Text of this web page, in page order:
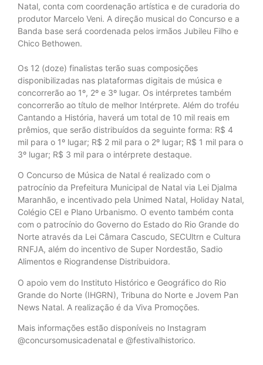
Natal, conta com coordenação artística e de curadoria do
produtor Marcelo Veni. A direção musical do Concurso e a
Banda base será coordenada pelos irmãos Jubileu Filho e
Chico Bethowen.
Os 12 (doze) finalistas terão suas composições
disponibilizadas nas plataformas digitais de música e
concorrerão ao 1º, 2º e 3º lugar. Os intérpretes também
concorrerão ao título de melhor Intérprete. Além do troféu
Cantando a História, haverá um total de 10 mil reais em
prêmios, que serão distribuídos da seguinte forma: R$ 4
mil para o 1º lugar; R$ 2 mil para o 2º lugar; R$ 1 mil para o
3º lugar; R$ 3 mil para o intérprete destaque.
O Concurso de Música de Natal é realizado com o
patrocínio da Prefeitura Municipal de Natal via Lei Djalma
Maranhão, e incentivado pela Unimed Natal, Holiday Natal,
Colégio CEI e Plano Urbanismo. O evento também conta
com o patrocínio do Governo do Estado do Rio Grande do
Norte através da Lei Câmara Cascudo, SECUltrn e Cultura
RNFJA, além do incentivo de Super Nordestão, Sadio
Alimentos e Riograndense Distribuidora.
O apoio vem do Instituto Histórico e Geográfico do Rio
Grande do Norte (IHGRN), Tribuna do Norte e Jovem Pan
News Natal. A realização é da Viva Promoções.
Mais informações estão disponíveis no Instagram
@concursomusicadenatal e @festivalhistorico.